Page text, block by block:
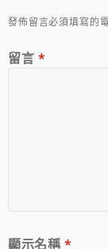
發佈留言必須填寫的
留言 *
顯示名稱*